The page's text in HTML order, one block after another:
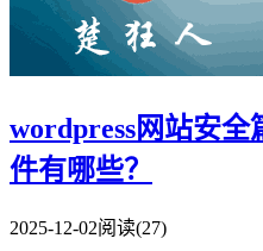
wordpress网站安全
件有哪些？
2025-12-02阅读(27)